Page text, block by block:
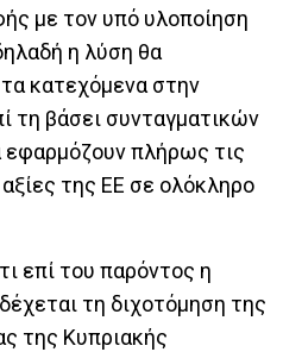
με τον υπό υλοποίηση
η λύση θα
κατεχόμενα στην
τη βάσει συνταγματικών
πλήρως τις
της ΕΕ σε ολόκληρο
επί του παρόντος η
τη διχοτόμηση της
της Κυπριακής